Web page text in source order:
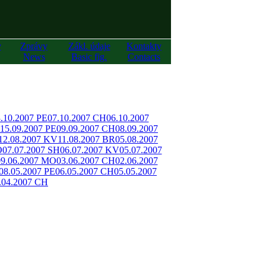
Zprávy
News
Zákl. údaje
Basic fig.
Kontakty
Contacts
PE07.10.2007 CH06.10.2007
15.09.2007 PE09.09.2007 CH08.09.2007
KV11.08.2007 BR05.08.2007
07.07.2007 SH06.07.2007 KV05.07.2007
MO03.06.2007 CH02.06.2007
PE06.05.2007 CH05.05.2007
CH